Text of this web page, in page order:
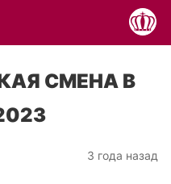
СМЕНА В
3 года назад